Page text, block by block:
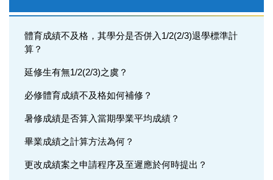
註冊問題
學籍問題
成績問題
輔系(所、學位學程)問題
雙主修問題
轉系問題
體育成績不及格，其學分是否併入1/2(2/3)退學標準計
算？
延修生有無1/2(2/3)之虞？
必修體育成績不及格如何補修？
暑修成績是否算入當期學業平均成績？
畢業成績之計算方法為何？
更改成績案之申請程序及至遲應於何時提出？